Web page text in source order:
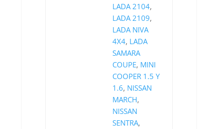
LADA 2104,
LADA 2109,
LADA NIVA
4X4, LADA
SAMARA
COUPE, MINI
COOPER 1.5 Y
1.6, NISSAN
MARCH,
NISSAN
SENTRA,